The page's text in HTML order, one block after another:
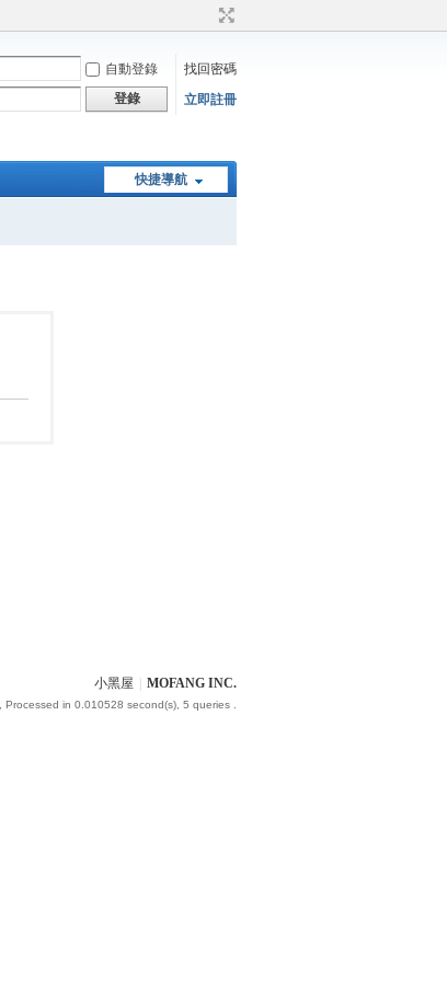
自動登錄
找回密碼
登錄 立即註冊
快捷導航
小黑屋 MOFANG INC.
, Processed in 0.010528 second(s), 5 queries .